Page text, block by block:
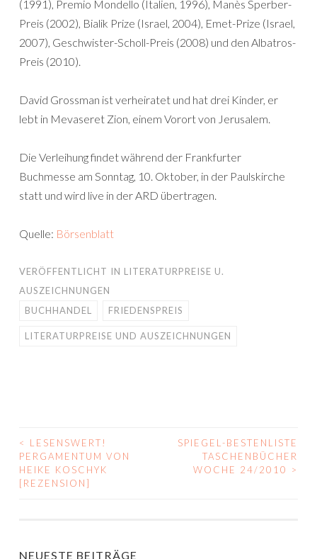
(1991), Premio Mondello (Italien, 1996), Manès Sperber-
Preis (2002), Bialik Prize (Israel, 2004), Emet-Prize (Israel,
2007), Geschwister-Scholl-Preis (2008) und den Albatros-
Preis (2010).
David Grossman ist verheiratet und hat drei Kinder, er
lebt in Mevaseret Zion, einem Vorort von Jerusalem.
Die Verleihung findet während der Frankfurter
Buchmesse am Sonntag, 10. Oktober, in der Paulskirche
statt und wird live in der ARD übertragen.
Quelle: Börsenblatt
VERÖFFENTLICHT IN LITERATURPREISE U.
AUSZEICHNUNGEN
BUCHHANDEL
FRIEDENSPREIS
LITERATURPREISE UND AUSZEICHNUNGEN
BEITRAGS-
NAVIGATION
<
LESENSWERT!
PERGAMENTUM VON
HEIKE KOSCHYK
[REZENSION]
SPIEGEL-BESTENLISTE
TASCHENBÜCHER
WOCHE 24/2010
>
NEUESTE BEITRÄGE